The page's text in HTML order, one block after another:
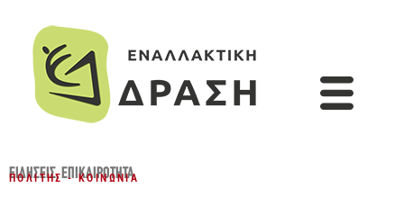
ΕΙΔΉΣΕΙΣ,ΕΠΙΚΑΙΡΌΤΗΤΑ
ΠΟΛΊΤΗΣ - ΚΟΙΝΩΝΊΑ